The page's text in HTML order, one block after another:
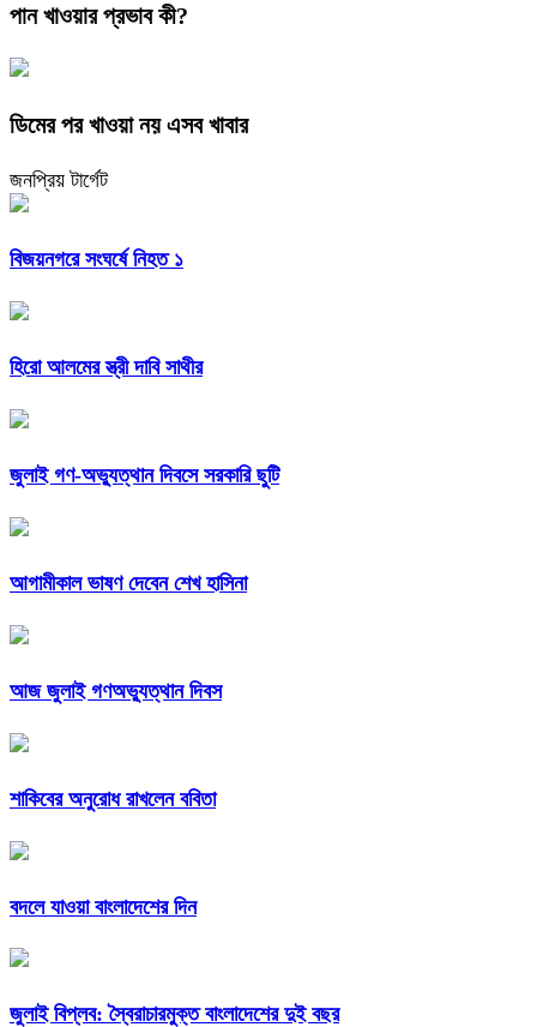
পান খাওয়ার প্রভাব কী?
ডিমের পর খাওয়া নয় এসব খাবার
জনপ্রিয় টার্গেট
বিজয়নগরে সংঘর্ষে নিহত ১
হিরো আলমের স্ত্রী দাবি সাথীর
জুলাই গণ-অভ্যুত্থান দিবসে সরকারি ছুটি
আগামীকাল ভাষণ দেবেন শেখ হাসিনা
আজ জুলাই গণঅভ্যুত্থান দিবস
শাকিবের অনুরোধ রাখলেন ববিতা
বদলে যাওয়া বাংলাদেশের দিন
জুলাই বিপ্লব: স্বৈরাচারমুক্ত বাংলাদেশের দুই বছর